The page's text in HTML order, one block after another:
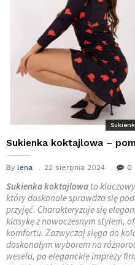
Sukienka koktajlowa –
By lena 22 sierpnia 2024 0
Sukienka koktajlowa to
który doskonale sprawdza się
przyjęć. Charakteryzuje się
klasykę z nowoczesnym stylem,
komfortu. Zazwyczaj sięga do
doskonałym wyborem na
wesela, po eleganckie imprezy